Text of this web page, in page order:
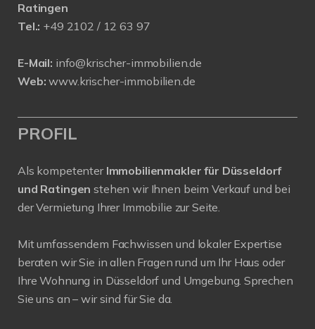
Ratingen
Tel.: +49 2102 / 12 63 97
E-Mail: info@krischer-immobilien.de
Web: www.krischer-immobilien.de
PROFIL
Als kompetenter Immobilienmakler für Düsseldorf
und Ratingen stehen wir Ihnen beim Verkauf und bei
der Vermietung Ihrer Immobilie zur Seite.
Mit umfassendem Fachwissen und lokaler Expertise
beraten wir Sie in allen Fragen rund um Ihr Haus oder
Ihre Wohnung in Düsseldorf und Umgebung. Sprechen
Sie uns an – wir sind für Sie da.